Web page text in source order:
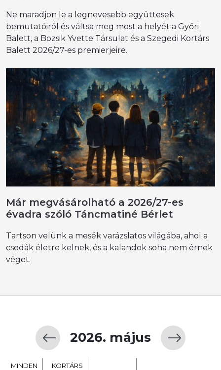
Ne maradjon le a legnevesebb együttesek
bemutatóiról és váltsa meg most a helyét a Győri
Balett, a Bozsik Yvette Társulat és a Szegedi Kortárs
Balett 2026/27-es premierjeire.
Már megvásárolható a 2026/27-es
évadra szóló Táncmatiné Bérlet
Tartson velünk a mesék varázslatos világába, ahol a
csodák életre kelnek, és a kalandok soha nem érnek
véget.
2026. május
MINDEN KORTÁRS